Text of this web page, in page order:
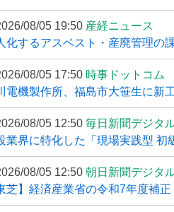
08/05 19:50 産経ニュース
化するアスベスト・産廃管理の
08/05 17:50 時事ドットコム
電機製作所、福島市大笹生に新
08/05 12:50 毎日新聞デジタ
業界に特化した「現場実践型 初
08/05 12:50 朝日新聞デジタ
芝】経済産業省の令和7年度補